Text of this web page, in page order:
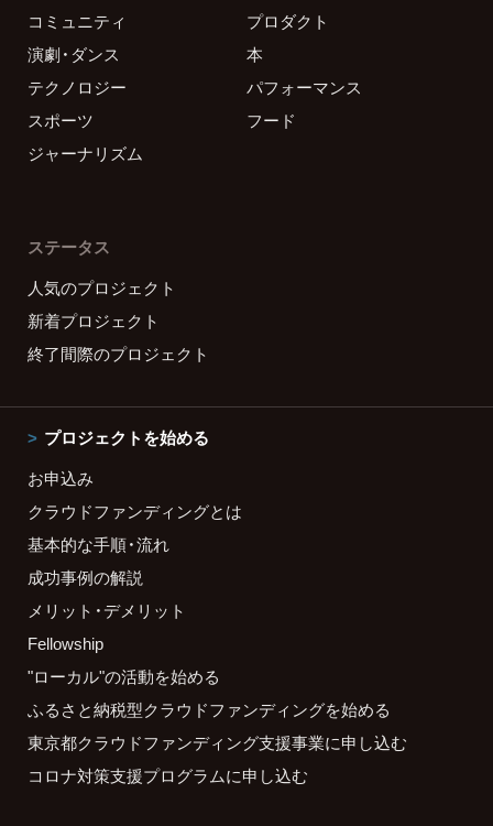
コミュニティ
プロダクト
演劇・ダンス
本
テクノロジー
パフォーマンス
スポーツ
フード
ジャーナリズム
ステータス
人気のプロジェクト
新着プロジェクト
終了間際のプロジェクト
プロジェクトを始める
お申込み
クラウドファンディングとは
基本的な手順・流れ
成功事例の解説
メリット・デメリット
Fellowship
"ローカル"の活動を始める
ふるさと納税型クラウドファンディングを始める
東京都クラウドファンディング支援事業に申し込む
コロナ対策支援プログラムに申し込む